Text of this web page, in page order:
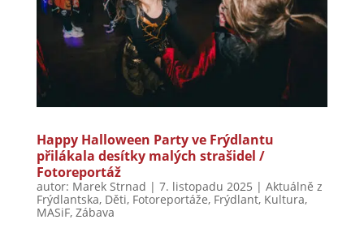
Happy Halloween Party ve Frýdlantu
přilákala desítky malých strašidel /
Fotoreportáž
autor: Marek Strnad | 7. listopadu 2025 | Aktuálně z
Frýdlantska, Děti, Fotoreportáže, Frýdlant, Kultura,
MASiF, Zábava